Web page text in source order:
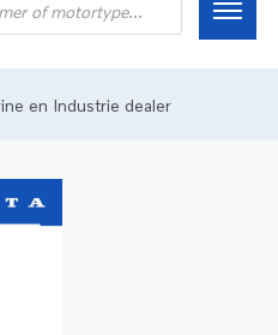
en Industrie dealer